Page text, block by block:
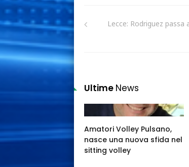
Lecce: Rodriguez passa
Ultime News
Amatori Volley Pulsano,
nasce una nuova sfida nel
sitting volley